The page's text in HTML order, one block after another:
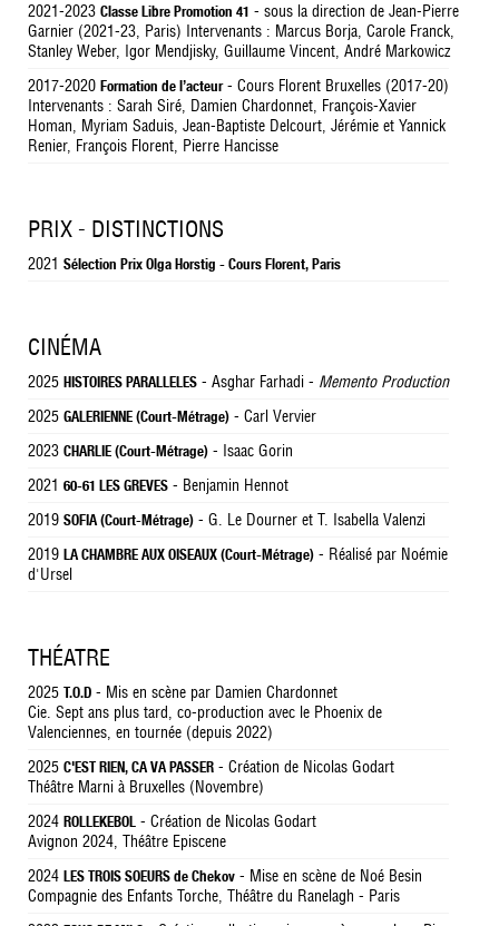
2021-2023 Classe Libre Promotion 41 - sous la direction de Jean-Pierre
Garnier (2021-23, Paris) Intervenants : Marcus Borja, Carole Franck,
Stanley Weber, Igor Mendjisky, Guillaume Vincent, André Markowicz
2017-2020 Formation de l’acteur- Cours Florent Bruxelles (2017-20)
Intervenants : Sarah Siré, Damien Chardonnet, François-Xavier
Homan, Myriam Saduis, Jean-Baptiste Delcourt, Jérémie et Yannick
Renier, François Florent, Pierre Hancisse
PRIX - DISTINCTIONS
2021 Sélection Prix Olga Horstig - Cours Florent, Paris
CINÉMA
2025 HISTOIRES PARALLELES - Asghar Farhadi - Memento Production
2025 GALERIENNE (Court-Métrage) - Carl Vervier
2023 CHARLIE (Court-Métrage) - Isaac Gorin
2021 60-61 LES GREVES - Benjamin Hennot
2019 SOFIA (Court-Métrage) - G. Le Dourner et T. Isabella Valenzi
2019 LA CHAMBRE AUX OISEAUX (Court-Métrage) - Réalisé par Noémie
d'Ursel
THÉATRE
2025 T.O.D - Mis en scène par Damien Chardonnet
Cie. Sept ans plus tard, co-production avec le Phoenix de
Valenciennes, en tournée (depuis 2022)
2025 C'EST RIEN, CA VA PASSER - Création de Nicolas Godart
Théâtre Marni à Bruxelles (Novembre)
2024 ROLLEKEBOL - Création de Nicolas Godart
Avignon 2024, Théâtre Episcene
2024 LES TROIS SOEURS de Chekov - Mise en scène de Noé Besin
Compagnie des Enfants Torche, Théâtre du Ranelagh - Paris